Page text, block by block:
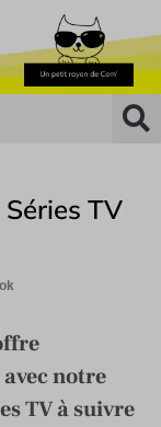
TV
notre
TV à suivre